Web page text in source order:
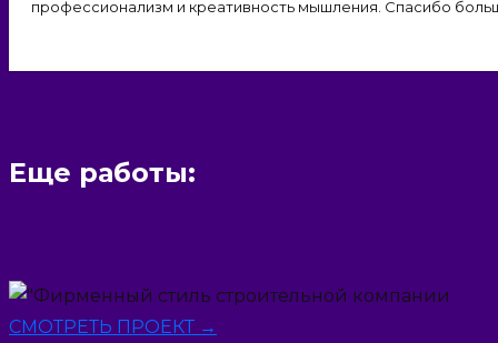
профессионализм и креативность мышления. Спасибо
Еще работы:
СМОТРЕТЬ ПРОЕКТ →